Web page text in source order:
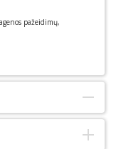
pažeidimų,